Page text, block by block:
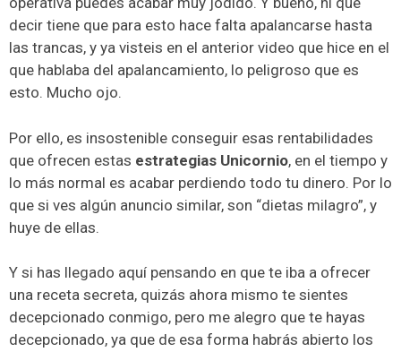
decir tiene que para esto hace falta apalancarse hasta
las trancas, y ya visteis en el anterior video que hice en el
que hablaba del apalancamiento, lo peligroso que es
esto. Mucho ojo.
Por ello, es insostenible conseguir esas rentabilidades
que ofrecen estas estrategias Unicornio, en el tiempo y
lo más normal es acabar perdiendo todo tu dinero. Por lo
que si ves algún anuncio similar, son “dietas milagro”, y
huye de ellas.
Y si has llegado aquí pensando en que te iba a ofrecer
una receta secreta, quizás ahora mismo te sientes
decepcionado conmigo, pero me alegro que te hayas
decepcionado, ya que de esa forma habrás abierto los